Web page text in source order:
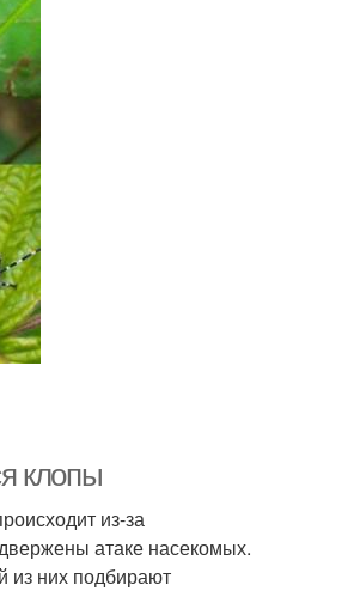
клопы
из-за
атаке насекомых.
из них подбирают